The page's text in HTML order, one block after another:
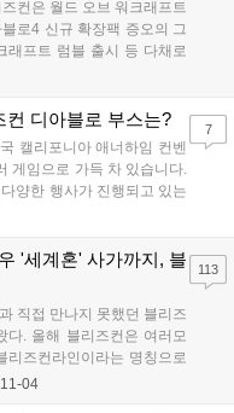
컨은 월드 오브 워크래프트
로4 신규 확장팩 증오의 그
래프트 럼블 출시 등 다채로
리자드에 새로운 변화가 예
컨 디아블로 부스는?
캘리포니아 애너하임 컨벤
게임으로 가득 차 있습니다.
양한 행사가 진행되고 있는
시리즈 팬들을 맞이하고 있
요. 그...
7
'세계혼' 사가까지, 블
직접 만나지 못했던 블리즈
다. 올해 블리즈컨은 여러모
즈컨라인이라는 명칭으로
만, 작년에는 건너뛰었다.
11-04
113